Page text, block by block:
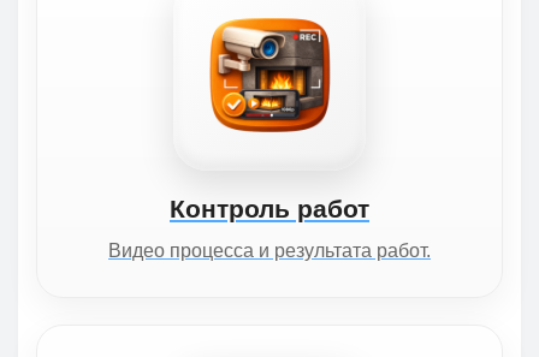
Контроль работ
Видео процесса и результата работ.